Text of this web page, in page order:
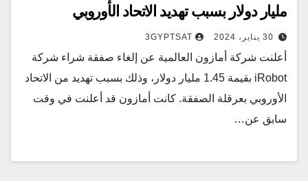
مليار دولار بسبب تهديد الاتحاد الأوروبي
30 يناير، 2024 3GYPTSAT
أعلنت شركة أمازون العالمية عن إلغاء صفقة شراء شركة
iRobot بقيمة 1.45 مليار دولار، وذلك بسبب تهديد من الاتحاد
الأوروبي بعرقلة الصفقة. كانت أمازون قد أعلنت في وقت
سابق عن…